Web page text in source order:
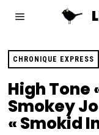
CHRONIQUE EXPRESS
High Tone
Smokey
« Smokid